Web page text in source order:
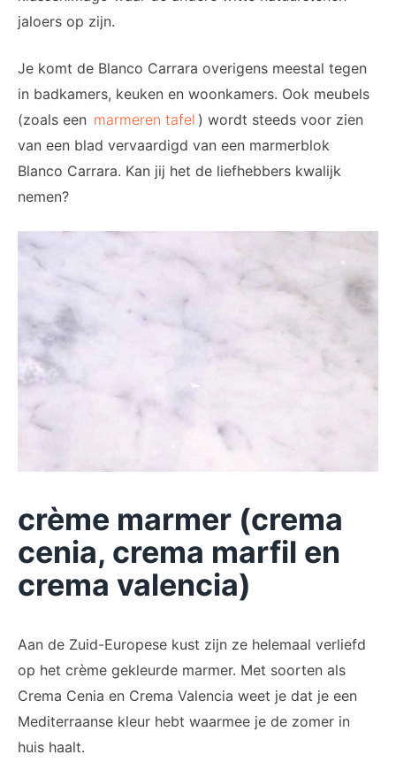
jaloers op zijn.
Je komt de Blanco Carrara overigens meestal tegen
in badkamers, keuken en woonkamers. Ook meubels
(zoals een marmeren tafel ) wordt steeds voor zien
van een blad vervaardigd van een marmerblok
Blanco Carrara. Kan jij het de liefhebbers kwalijk
nemen?
crème marmer (crema
cenia, crema marfil en
crema valencia)
Aan de Zuid-Europese kust zijn ze helemaal verliefd
op het crème gekleurde marmer. Met soorten als
Crema Cenia en Crema Valencia weet je dat je een
Mediterraanse kleur hebt waarmee je de zomer in
huis haalt.